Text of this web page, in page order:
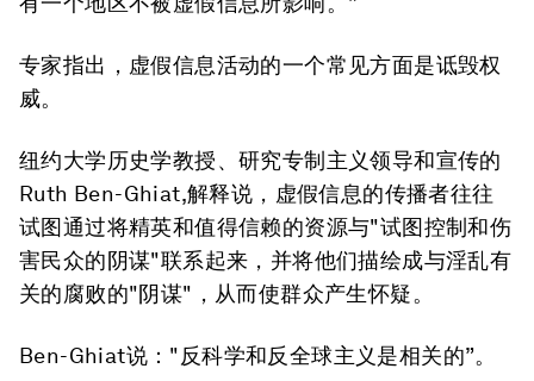
专家指出，虚假信息活动的一个常见方面是诋毁权
威。
纽约大学历史学教授、研究专制主义领导和宣传的
Ruth Ben-Ghiat,解释说，虚假信息的传播者往往
试图通过将精英和值得信赖的资源与"试图控制和伤
害民众的阴谋"联系起来，并将他们描绘成与淫乱有
关的腐败的"阴谋"，从而使群众产生怀疑。
Ben-Ghiat说："反科学和反全球主义是相关的”。